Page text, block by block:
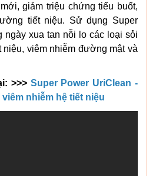
giảm triệu chứng tiểu buốt,
tiết niệu. Sử dụng Super
ngày xua tan nỗi lo các loại sỏi
niệu, viêm nhiễm đường mật và
>>> Super Power UriClean -
nhiễm hệ tiết niệu